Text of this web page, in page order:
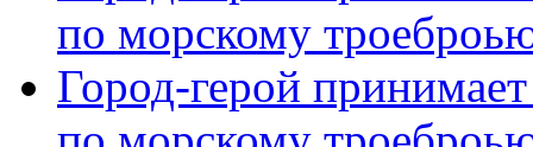
по морскому
Город-герой